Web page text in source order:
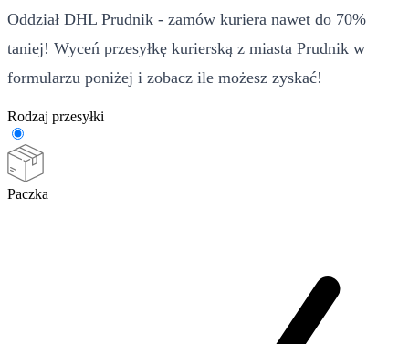
Oddział DHL Prudnik - zamów kuriera nawet do 70%
taniej! Wyceń przesyłkę kurierską z miasta Prudnik w
formularzu poniżej i zobacz ile możesz zyskać!
Rodzaj przesyłki
Paczka